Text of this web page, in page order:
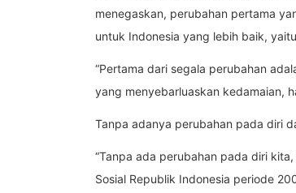
menegaskan, perubahan pertama
untuk Indonesia yang lebih baik,
“Pertama dari segala perubahan
yang menyebarluaskan kedamaian,
Tanpa adanya perubahan pada diri
“Tanpa ada perubahan pada diri
Sosial Republik Indonesia periode